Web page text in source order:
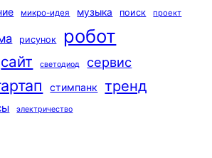
микро-идея музыка поиск проект
рисунок робот
сайт светодиод сервис
стимпанк тренд
электричество